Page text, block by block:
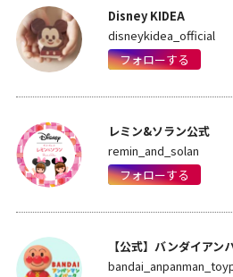
Disney KIDEA
disneykidea_official
フォローする
レミン&ソラン公式
remin_and_solan
フォローする
【公式】バンダイアン